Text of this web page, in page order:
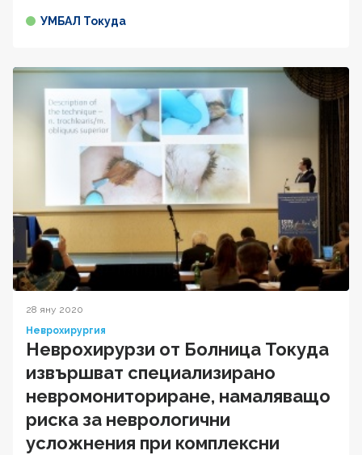
УМБАЛ Токуда
28 яну 2020
Неврохирургия
Неврохирурзи от Болница Токуда
извършват специализирано
невромониториране, намаляващо
риска за неврологични
усложнения при комплексни